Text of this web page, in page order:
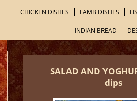
CHICKEN DISHES LAMB DISHES
INDIAN BREAD
SALAD AND
dips